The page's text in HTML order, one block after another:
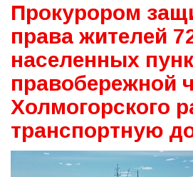
Прокурором
права жителей
населенных
правобережной
Холмогорского
транспортную